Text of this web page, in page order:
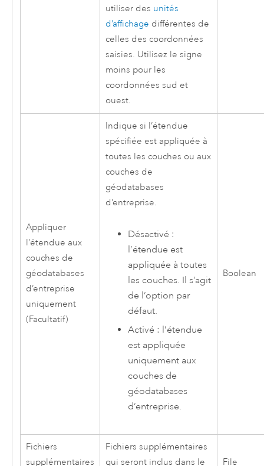
utiliser des unités
d’affichage différentes de
celles des coordonnées
saisies. Utilisez le signe
moins pour les
coordonnées sud et
ouest.
Appliquer
l’étendue aux
couches de
géodatabases
d’entreprise
uniquement
(Facultatif)
Indique si l’étendue
spécifiée est appliquée à
toutes les couches ou aux
couches de
géodatabases
d’entreprise.
Désactivé :
l’étendue est
appliquée à toutes
les couches. Il s’agit
de l’option par
défaut.
Activé : l’étendue
est appliquée
uniquement aux
couches de
géodatabases
d’entreprise.
Boolean
Fichiers
supplémentaires
Fichiers supplémentaires
qui seront inclus dans le
File